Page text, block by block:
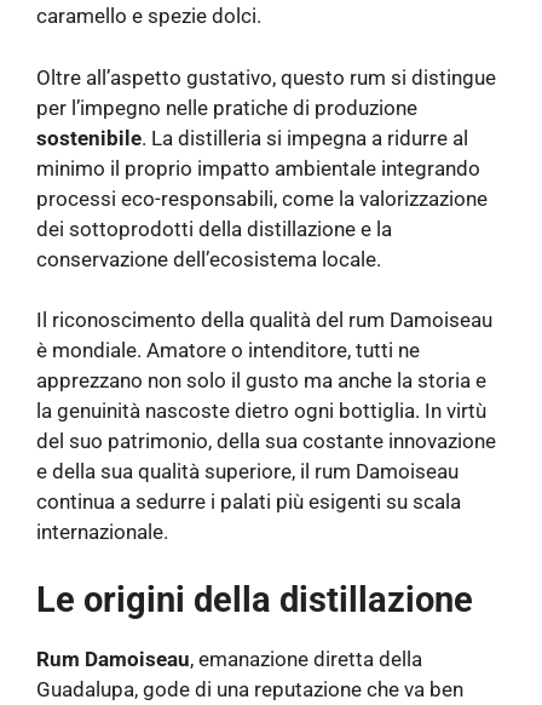
caramello e spezie dolci.
Oltre all’aspetto gustativo, questo rum si distingue
per l’impegno nelle pratiche di produzione
sostenibile. La distilleria si impegna a ridurre al
minimo il proprio impatto ambientale integrando
processi eco-responsabili, come la valorizzazione
dei sottoprodotti della distillazione e la
conservazione dell’ecosistema locale.
Il riconoscimento della qualità del rum Damoiseau
è mondiale. Amatore o intenditore, tutti ne
apprezzano non solo il gusto ma anche la storia e
la genuinità nascoste dietro ogni bottiglia. In virtù
del suo patrimonio, della sua costante innovazione
e della sua qualità superiore, il rum Damoiseau
continua a sedurre i palati più esigenti su scala
internazionale.
Le origini della distillazione
Rum Damoiseau, emanazione diretta della
Guadalupa, gode di una reputazione che va ben